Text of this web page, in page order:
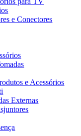
e Conectores
e Acessórios
Externas